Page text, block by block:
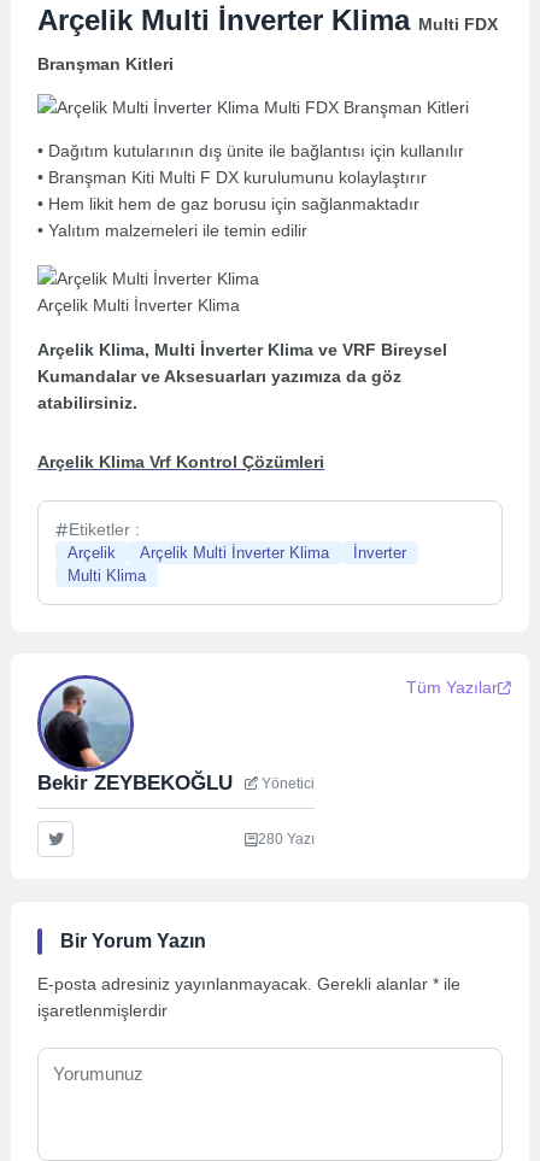
Arçelik Multi İnverter Klima Multi FDX
Branşman Kitleri
• Dağıtım kutularının dış ünite ile bağlantısı için kullanılır
• Branşman Kiti Multi F DX kurulumunu kolaylaştırır
• Hem likit hem de gaz borusu için sağlanmaktadır
• Yalıtım malzemeleri ile temin edilir
Arçelik Multi İnverter Klima
Arçelik Klima, Multi İnverter Klima ve VRF Bireysel
Kumandalar ve Aksesuarları yazımıza da göz
atabilirsiniz.
Arçelik Klima Vrf Kontrol Çözümleri
Etiketler :
Arçelik Arçelik Multi İnverter Klima
İnverter
Multi Klima
Bekir ZEYBEKOĞLU Yönetici
Tüm Yazılar
280 Yazı
Bir Yorum Yazın
E-posta adresiniz yayınlanmayacak. Gerekli alanlar* ile
işaretlenmişlerdir